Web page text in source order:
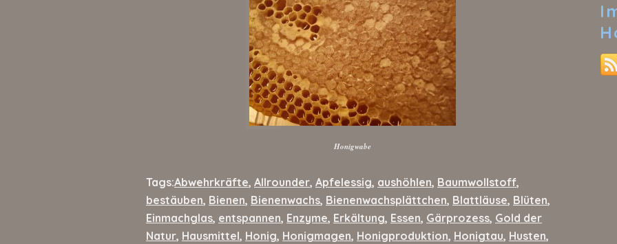
Honigwabe
Tags:Abwehrkräfte, Allrounder, Apfelessig, aushöhlen, Baumwollstoff,
bestäuben, Bienen, Bienenwachs, Bienenwachsplättchen, Blattläuse, Blüten,
Einmachglas, entspannen, Enzyme, Erkältung, Essen, Gärprozess, Gold der
Natur, Hausmittel, Honig, Honigmagen, Honigproduktion, Honigtau, Husten,